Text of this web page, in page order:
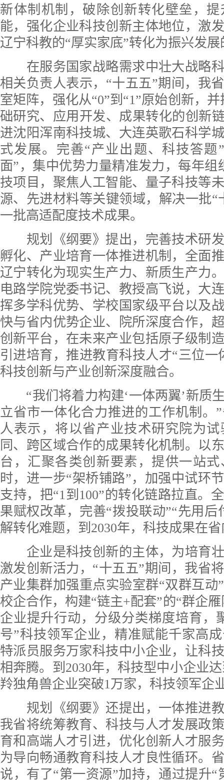
新体制机制，破除创新转化壁垒，
能，强化企业科技创新主体地位，激
辽宁科教的“厚实家底”转化为振兴发展
在服务国家战略需求中壮大战略科
相关负责人表示，“十五五”期间，我
室矩阵，强化从“0”到“1”原始创新，
础研究、应用开发、成果转化的创新
进沈阳浑南科技城、大连英歌石科学
式发展。完善“产业出题、科技答题
面”，集中优势力量精准发力，每年组
技项目，聚焦人工智能、量子科技等
源、先进材料等关键领域，解决一批“
一批高适配度技术成果。
规划《纲要》提出，完善技术研发
孵化、产业培育一体推进机制，全面
辽宁转化为现实生产力、新质生产力
电路学院党委书记、教授高飞说，大
挥多学科优势、学校国家级平台以及
快与省内优势企业、院所深度合作，
创新平台，在未来产业包括原子级制
引进培育，推进教育科技人才“三位一
科技创新与产业创新深度融合。
“我们将着力构建‘一体两翼’新质
立省市一体化合力推进的工作机制。
人表示，将以省产业技术研究院为
同、跨区域合作的成果转化机制。以
台，汇聚各类创新要素，提供一站
时，进一步“架桥铺路”，加强中试环
支持，把“1到100”的转化链路拉直。
果赋权改革，完善“拨投联动”“先用后
解转化难题，到2030年，科技成果在
企业是科技创新的主体，为培育壮
激发创新活力，“十五五”期间，我省
产业集群加强重点实验室群“双群互动
校企合作，构建“链主+配套”的“群企
企业提升行动，分级分类梯度培育，
号”科技领军企业，精准赋能千家高
特派员服务万家科技中小企业，让科
相奔腾。到2030年，科技型中小企业
羚独角兽企业突破1万家，科技领军企
规划《纲要》还提出，一体推进教
我省将统筹教育、科技与人才发展政
育和高端人才引进，优化创新人才服
为导向畅通教育科技人才良性循环。
说，有了“第一资源”加持，通过提升“